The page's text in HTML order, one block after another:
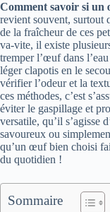
Comment savoir si un
revient souvent, surtout
de la fraîcheur de ces
va-vite, il existe
tremper l’œuf dans
léger clapotis en le
vérifier l’odeur et la
ces méthodes, c’est
éviter le gaspillage et
versatile, qu’il s’agisse
savoureux ou
qu’un œuf bien choisi
du quotidien !
Sommaire